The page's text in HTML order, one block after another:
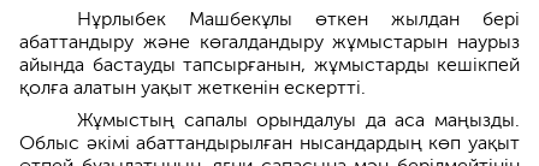
Нұрлыбек Машбекұлы өткен жылдан бері
абаттандыру және көгалдандыру жұмыстарын наурыз
айында бастауды тапсырғанын, жұмыстарды кешікпей
қолға алатын уақыт жеткенін ескертті.
Жұмыстың сапалы орындалуы да аса маңызды.
Облыс әкімі абаттандырылған нысандардың көп уақыт